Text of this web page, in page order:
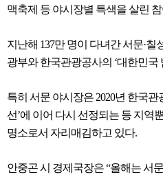
맥축제 등 야시장별 특색을 살린
지난해 137만 명이 다녀간 서문·칠
광부와 한국관광공사의 ‘대한민국
특히 서문 야시장은 2020년 한국관
선’에 이어 다시 선정되는 등 지역
명소로서 자리매김하고 있다.
안중곤 시 경제국장은 “올해는 서